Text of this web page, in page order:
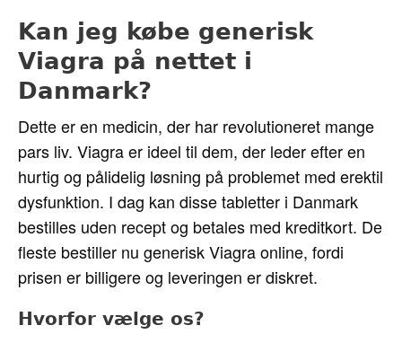
Kan jeg købe generisk
Viagra på nettet i
Danmark?
Dette er en medicin, der har revolutioneret mange
pars liv. Viagra er ideel til dem, der leder efter en
hurtig og pålidelig løsning på problemet med erektil
dysfunktion. I dag kan disse tabletter i Danmark
bestilles uden recept og betales med kreditkort. De
fleste bestiller nu generisk Viagra online, fordi
prisen er billigere og leveringen er diskret.
Hvorfor vælge os?